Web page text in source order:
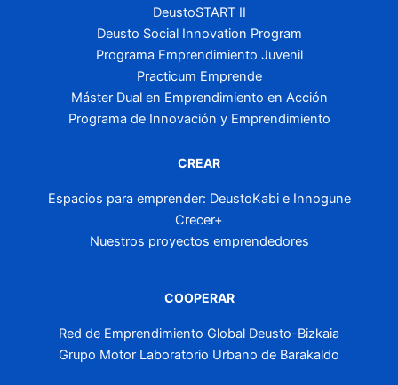
DeustoSTART II
Deusto Social Innovation Program
Programa Emprendimiento Juvenil
Practicum Emprende
Máster Dual en Emprendimiento en Acción
Programa de Innovación y Emprendimiento
CREAR
Espacios para emprender: DeustoKabi e Innogune
Crecer+
Nuestros proyectos emprendedores
COOPERAR
Red de Emprendimiento Global Deusto-Bizkaia
Grupo Motor Laboratorio Urbano de Barakaldo